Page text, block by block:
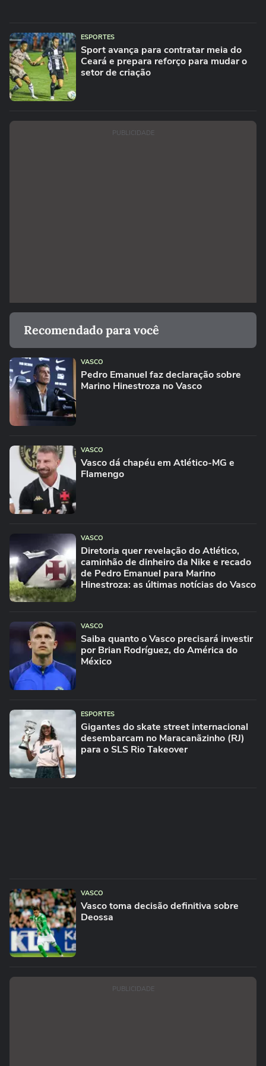
ESPORTES
Sport avança para contratar meia do
Ceará e prepara reforço para mudar o
setor de criação
PUBLICIDADE
Recomendado para você
VASCO
Pedro Emanuel faz declaração sobre
Marino Hinestroza no Vasco
VASCO
Vasco dá chapéu em Atlético-MG e
Flamengo
VASCO
Diretoria quer revelação do Atlético,
caminhão de dinheiro da Nike e recado
de Pedro Emanuel para Marino
Hinestroza: as últimas notícias do Vasco
VASCO
Saiba quanto o Vasco precisará investir
por Brian Rodríguez, do América do
México
ESPORTES
Gigantes do skate street internacional
desembarcam no Maracanãzinho (RJ)
para o SLS Rio Takeover
VASCO
Vasco toma decisão definitiva sobre
Deossa
PUBLICIDADE